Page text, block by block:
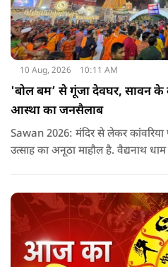
10 Aug, 2026 10:11 AM
'बोल बम’ से गूंजा देवघर, सावन के
आस्था का जनसैलाब
Sawan 2026: मंदिर से लेकर
उत्साह का अनूठा माहौल है. वैद्यनाथ धाम